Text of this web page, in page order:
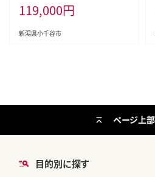
行予約 精米 共栄農工社 | 魚沼産こ
しひかり 魚沼こしひかり 新潟県産
コシヒカリ 新潟産コシヒカリ 新潟
119,000円
新潟県小千谷市
目的別に探す
ページ上